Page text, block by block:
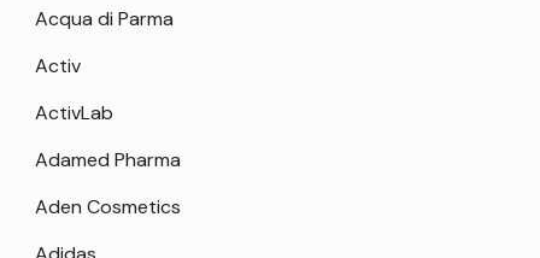
Acqua di Parma
Activ
ActivLab
Adamed Pharma
Aden Cosmetics